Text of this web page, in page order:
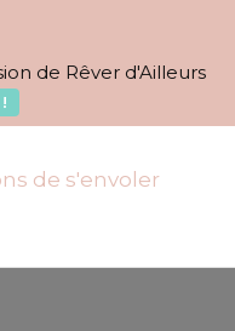
de Rêver d'Ailleurs
– 10